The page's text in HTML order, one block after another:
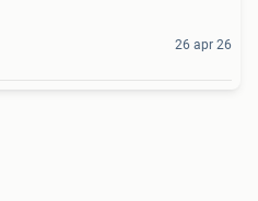
26 apr 26